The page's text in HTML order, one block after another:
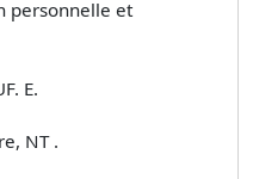
personnelle et
E.
NT .